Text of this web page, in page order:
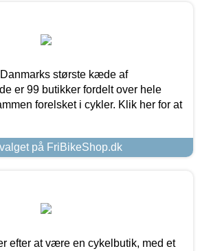
største kæde af
er 99 butikker fordelt over hele
forelsket i cykler. Klik her for at
på FriBikeShop.dk
efter at være en cykelbutik, med et